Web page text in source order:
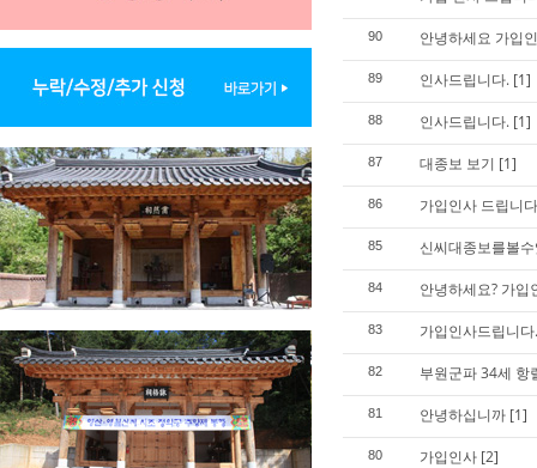
90 안녕하세요 가입
89 인사드립니다. [1]
88 인사드립니다. [1]
87 대종보 보기 [1]
86 가입인사 드립니
85 신씨대종보를볼
84 안녕하세요? 가입
83 가입인사드립니다.
82 부원군파 34세 항
81 안녕하십니까 [1]
80 가입인사 [2]